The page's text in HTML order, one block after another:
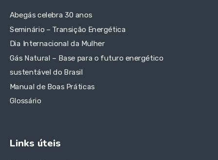
Abegás celebra 30 anos
Seminário – Transição Energética
Dia Internacional da Mulher
Gás Natural – Base para o futuro energético
sustentável do Brasil
Manual de Boas Práticas
Glossário
Links úteis